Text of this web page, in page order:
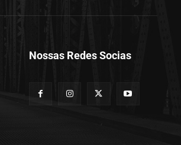
Nossas Redes Socias